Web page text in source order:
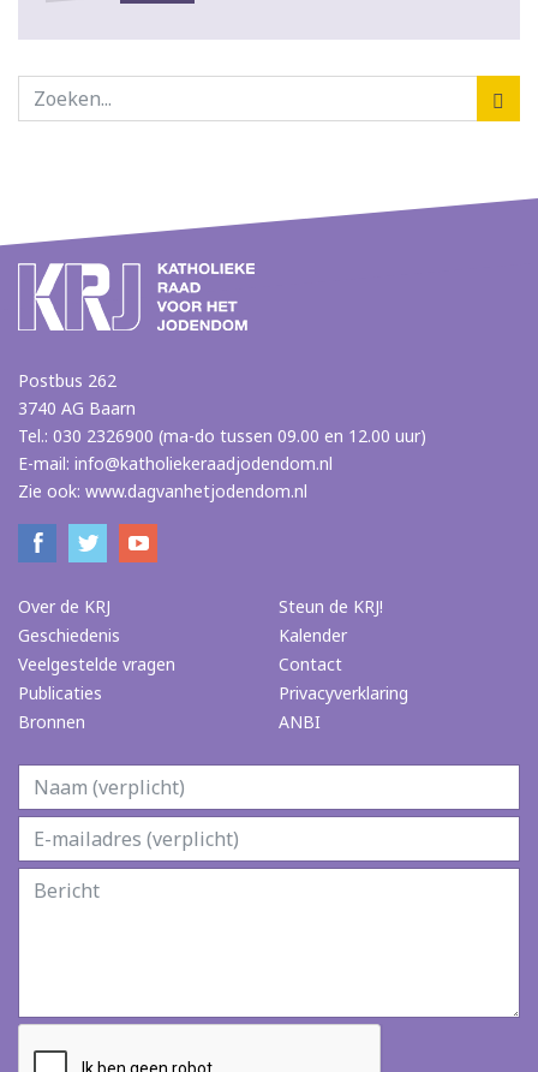
Postbus 262
3740 AG Baarn
Tel.: 030 2326900 (ma-do tussen 09.00 en 12.00 uur)
E-mail: info@katholiekeraadjodendom.nl
Zie ook: www.dagvanhetjodendom.nl
Over de KRJ
Geschiedenis
Veelgestelde vragen
Publicaties
Bronnen
Steun de KRJ!
Kalender
Contact
Privacyverklaring
ANBI